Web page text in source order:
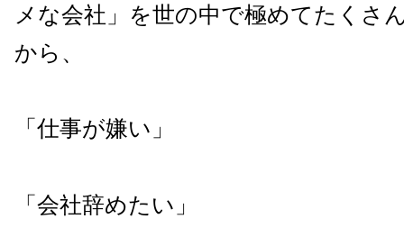
メな会社」を世の中で極めてたくさ
から、
「仕事が嫌い」
「会社辞めたい」